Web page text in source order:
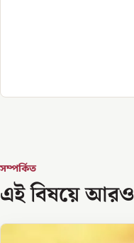
সম্পর্কিত
এই বিষয়ে